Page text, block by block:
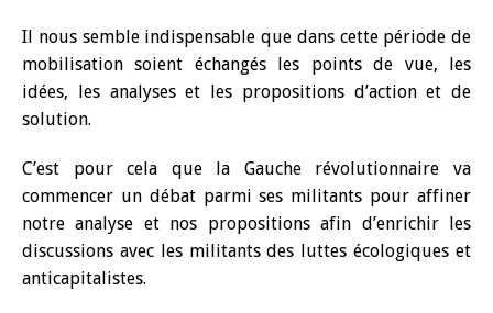
Il nous semble indispensable que dans cette période de
mobilisation soient échangés les points de vue, les
idées, les analyses et les propositions d’action et de
solution.
C’est pour cela que la Gauche révolutionnaire va
commencer un débat parmi ses militants pour affiner
notre analyse et nos propositions afin d’enrichir les
discussions avec les militants des luttes écologiques et
anticapitalistes.